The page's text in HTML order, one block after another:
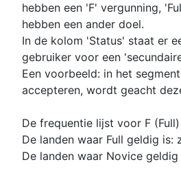
hebben een 'F' vergunning,
hebben een ander doel.
In de kolom 'Status' staat er
gebruiker voor een
Een voorbeeld: in het
accepteren, wordt geacht
De frequentie lijst voor F
De landen waar Full geldig is:
De landen waar Novice geldig